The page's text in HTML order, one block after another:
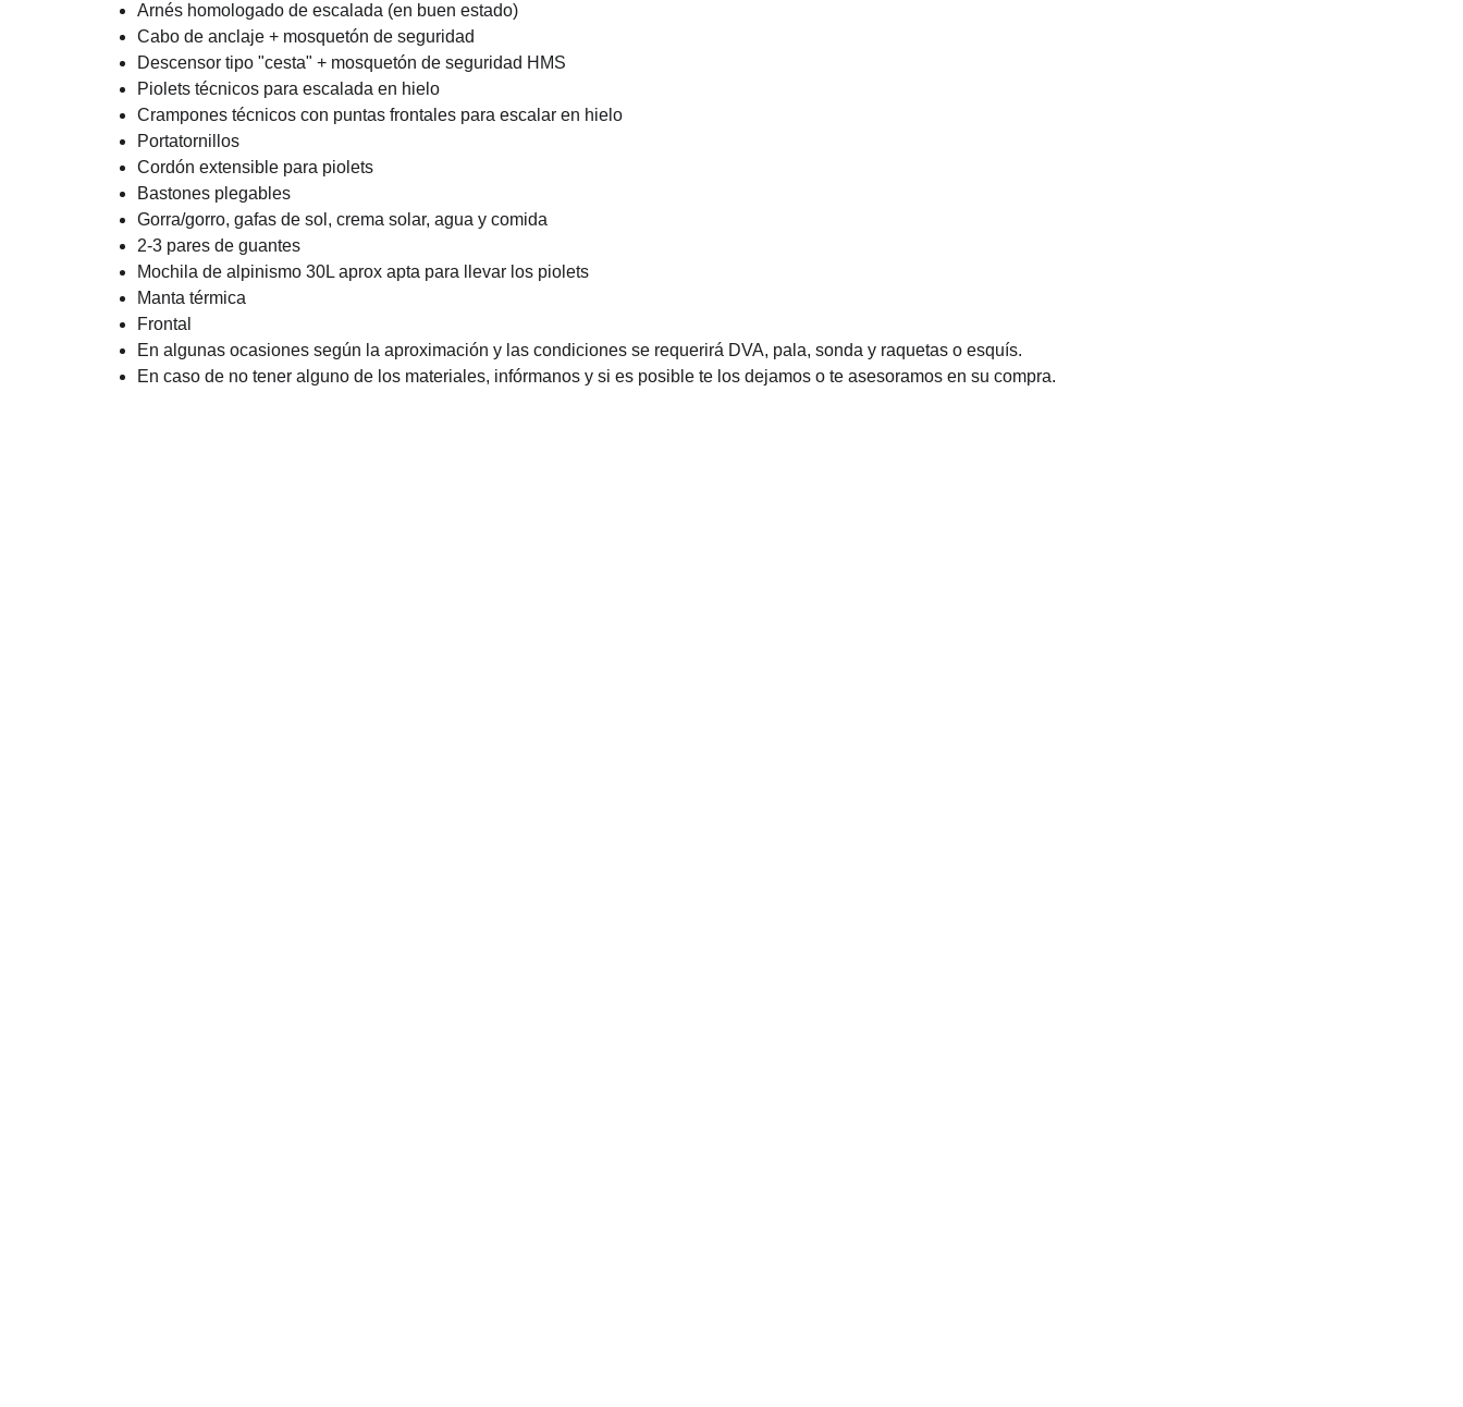
Arnés homologado de escalada (en buen estado)
Cabo de anclaje + mosquetón de seguridad
Descensor tipo "cesta" + mosquetón de seguridad HMS
Piolets técnicos para escalada en hielo
Crampones técnicos con puntas frontales para escalar en hielo
Portatornillos
Cordón extensible para piolets
Bastones plegables
Gorra/gorro, gafas de sol, crema solar, agua y comida
2-3 pares de guantes
Mochila de alpinismo 30L aprox apta para llevar los piolets
Manta térmica
Frontal
En algunas ocasiones según la aproximación y las condiciones se requerirá DVA, pala, sonda y raquetas o esquís.
En caso de no tener alguno de los materiales, infórmanos y si es posible te los dejamos o te asesoramos en su compra.